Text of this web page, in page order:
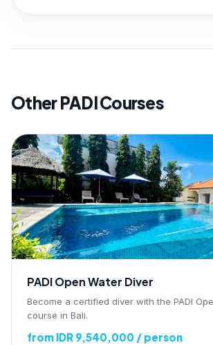
Other PADI Courses
PADI Open Water Diver
Become a certified diver with the PADI
course in Bali.
from IDR 9,540,000 / person